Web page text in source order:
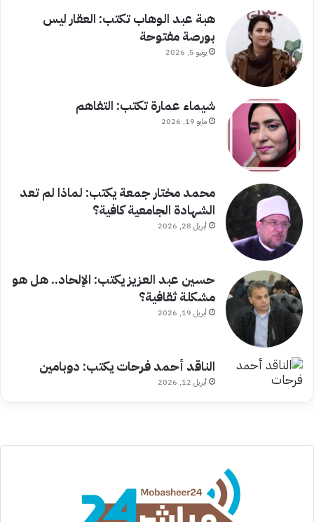
هبة عبد الوهاب تكتب: العقار ليس
بورصة مفتوحة
يونيو 5, 2026
شيماء عمارة تكتب: التفاهم
مايو 19, 2026
محمد مختار جمعة يكتب: لماذا لم تعد
الشهادة الجامعية كافية؟
أبريل 28, 2026
حسين عبد العزيز يكتب: الإلحاد.. هل هو
مشكلة ثقافية؟
أبريل 19, 2026
الناقد أحمد فرحات يكتب: دوبامين
أبريل 12, 2026